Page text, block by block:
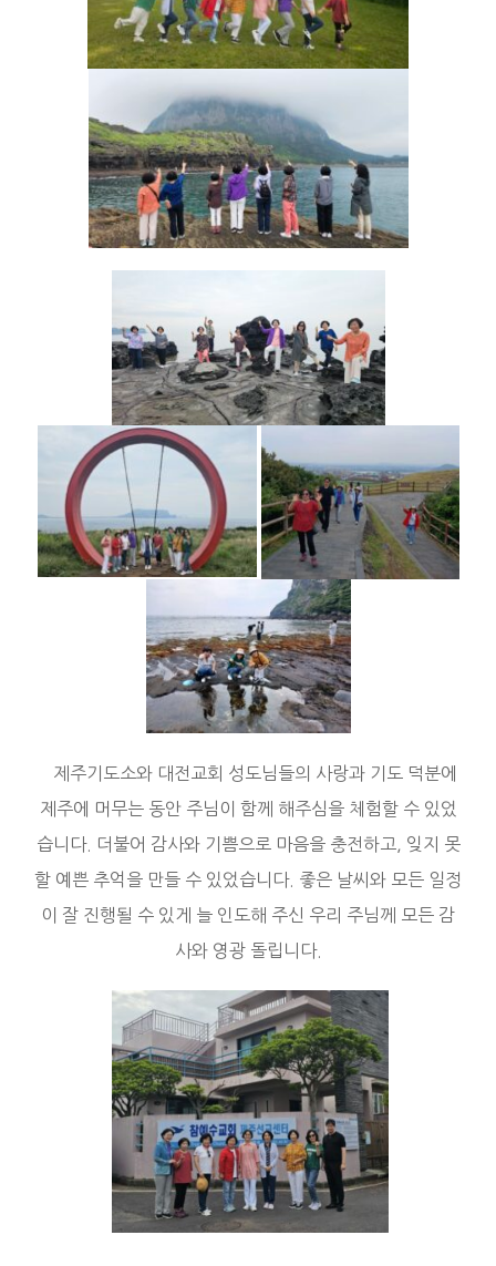
제주기도소와 대전교회 성도님들의 사랑과 기도 덕분에
제주에 머무는 동안 주님이 함께 해주심을 체험할 수 있었
습니다. 더불어 감사와 기쁨으로 마음을 충전하고, 잊지 못
할 예쁜 추억을 만들 수 있었습니다. 좋은 날씨와 모든 일정
이 잘 진행될 수 있게 늘 인도해 주신 우리 주님께 모든 감
사와 영광 돌립니다.